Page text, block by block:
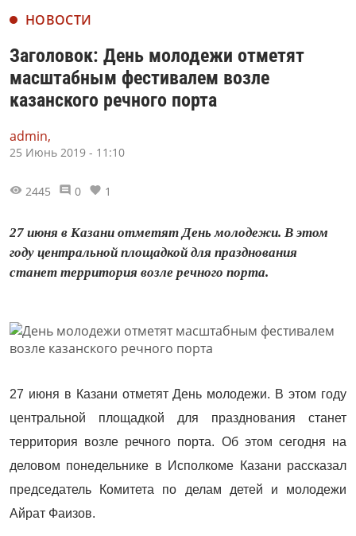
НОВОСТИ
Заголовок: День молодежи отметят
масштабным фестивалем возле
казанского речного порта
admin,
25 Июнь 2019 - 11:10
2445 0 1
27 июня в Казани отметят День молодежи. В этом
году центральной площадкой для празднования
станет территория возле речного порта.
27 июня в Казани отметят День молодежи. В этом году
центральной площадкой для празднования станет
территория возле речного порта. Об этом сегодня на
деловом понедельнике в Исполкоме Казани рассказал
председатель Комитета по делам детей и молодежи
Айрат Фаизов.